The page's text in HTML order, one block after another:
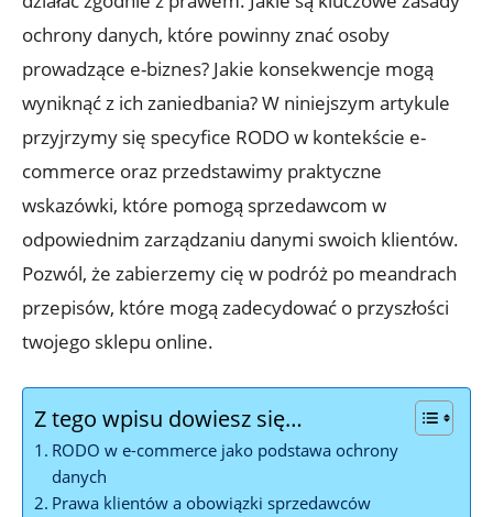
ochrony danych, które powinny znać osoby
prowadzące e-biznes? Jakie konsekwencje mogą
wyniknąć z ich zaniedbania? W niniejszym artykule
przyjrzymy się specyfice RODO w kontekście e-
commerce oraz przedstawimy praktyczne
wskazówki, które pomogą sprzedawcom w
odpowiednim zarządzaniu danymi swoich klientów.
Pozwól, że zabierzemy cię w podróż po meandrach
przepisów, które mogą zadecydować o przyszłości
twojego sklepu online.
Z tego wpisu dowiesz się…
RODO w e-commerce jako podstawa ochrony
danych
Prawa klientów a obowiązki sprzedawców